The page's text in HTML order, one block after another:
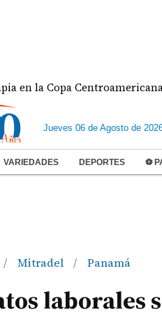
Copa Centroamericana de la
Jueves 06 de Agosto de
VARIEDADES DEPORTES ⚽
/ Mitradel / Panamá